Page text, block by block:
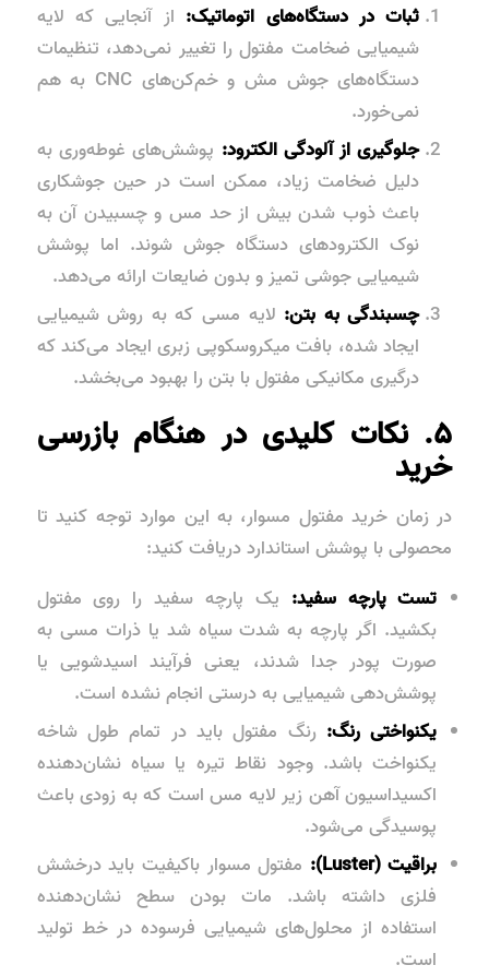
ثبات در دستگاه‌های اتوماتیک: از آنجایی که لایه
شیمیایی ضخامت مفتول را تغییر نمی‌دهد، تنظیمات
دستگاه‌های جوش مش و خم‌کن‌های CNC به هم
نمی‌خورد.
جلوگیری از آلودگی الکترود: پوشش‌های غوطه‌وری به
دلیل ضخامت زیاد، ممکن است در حین جوشکاری
باعث ذوب شدن بیش از حد مس و چسبیدن آن به
نوک الکترودهای دستگاه جوش شوند. اما پوشش
شیمیایی جوشی تمیز و بدون ضایعات ارائه می‌دهد.
چسبندگی به بتن: لایه مسی که به روش شیمیایی
ایجاد شده، بافت میکروسکوپی زبری ایجاد می‌کند که
درگیری مکانیکی مفتول با بتن را بهبود می‌بخشد.
۵. نکات کلیدی در هنگام بازرسی
خرید
در زمان خرید مفتول مسوار، به این موارد توجه کنید تا
محصولی با پوشش استاندارد دریافت کنید:
تست پارچه سفید: یک پارچه سفید را روی مفتول
بکشید. اگر پارچه به شدت سیاه شد یا ذرات مسی به
صورت پودر جدا شدند، یعنی فرآیند اسیدشویی یا
پوشش‌دهی شیمیایی به درستی انجام نشده است.
یکنواختی رنگ: رنگ مفتول باید در تمام طول شاخه
یکنواخت باشد. وجود نقاط تیره یا سیاه نشان‌دهنده
اکسیداسیون آهن زیر لایه مس است که به زودی باعث
پوسیدگی می‌شود.
براقیت (Luster):
مفتول مسوار باکیفیت باید درخشش
فلزی داشته باشد. مات بودن سطح نشان‌دهنده
استفاده از محلول‌های شیمیایی فرسوده در خط تولید
است.